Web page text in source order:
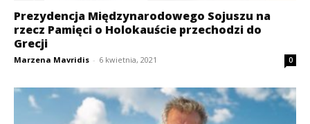
Prezydencja Międzynarodowego Sojuszu na
rzecz Pamięci o Holokauście przechodzi do
Grecji
Marzena Mavridis - 6 kwietnia, 2021 0